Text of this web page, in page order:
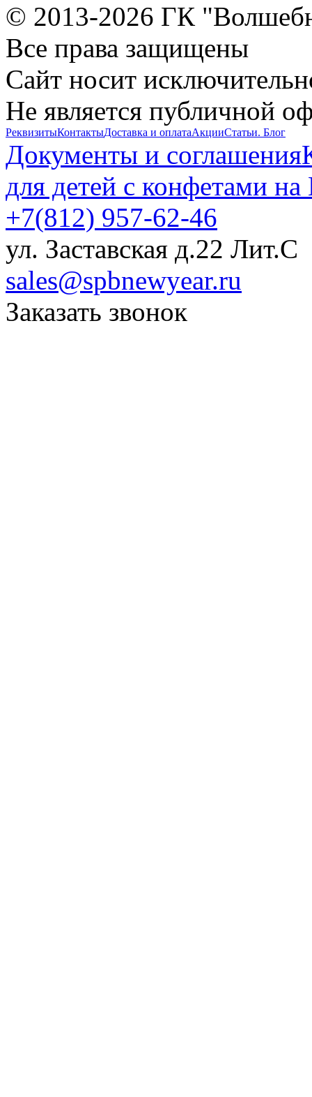
© 2013-2026 ГК
Все права защищены
Сайт носит
Не является публичной
РеквизитыКонтактыДоставка и оплатаАкцииСтатьи. Блог
Документы и соглашения
для детей с конфетами
+7(812) 957-62-46
ул. Заставская д.22 Лит.С
sales@spbnewyear.ru
Заказать звонок